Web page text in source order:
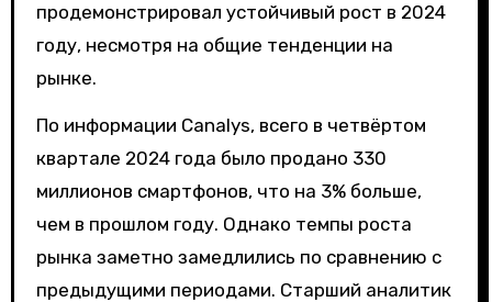
продемонстрировал устойчивый рост в 2024
году, несмотря на общие тенденции на
рынке.
По информации Canalys, всего в четвёртом
квартале 2024 года было продано 330
миллионов смартфонов, что на 3% больше,
чем в прошлом году. Однако темпы роста
рынка заметно замедлились по сравнению с
предыдущими периодами. Старший аналитик